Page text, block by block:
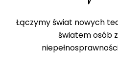
Łączymy świat nowych
światem osób z